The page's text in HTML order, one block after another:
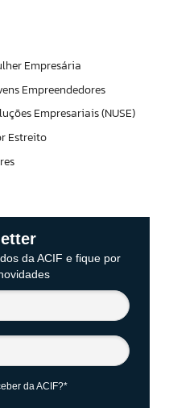
Empresária
Empreendedores
Empresariais (NUSE)
Estreito
da ACIF e fique por
da ACIF?*